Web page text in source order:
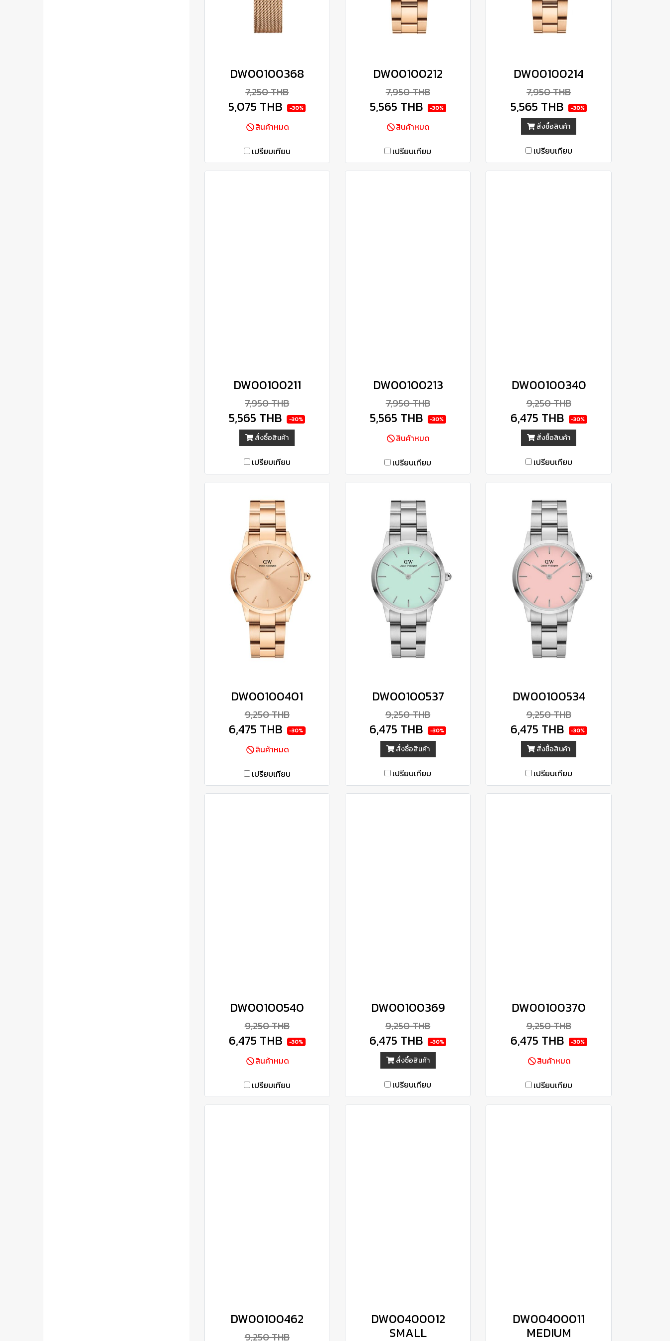
DW00100368
7,250 THB
5,075 THB -30%
สินค้าหมด
เปรียบเทียบ
DW00100212
7,950 THB
5,565 THB -30%
สินค้าหมด
เปรียบเทียบ
DW00100214
7,950 THB
5,565 THB -30%
สั่งซื้อสินค้า
เปรียบเทียบ
DW00100211
7,950 THB
5,565 THB -30%
สั่งซื้อสินค้า
เปรียบเทียบ
DW00100213
7,950 THB
5,565 THB -30%
สินค้าหมด
เปรียบเทียบ
DW00100340
9,250 THB
6,475 THB -30%
สั่งซื้อสินค้า
เปรียบเทียบ
DW00100401
9,250 THB
6,475 THB -30%
สินค้าหมด
เปรียบเทียบ
DW00100537
9,250 THB
6,475 THB -30%
สั่งซื้อสินค้า
เปรียบเทียบ
DW00100534
9,250 THB
6,475 THB -30%
สั่งซื้อสินค้า
เปรียบเทียบ
DW00100540
9,250 THB
6,475 THB -30%
สินค้าหมด
เปรียบเทียบ
DW00100369
9,250 THB
6,475 THB -30%
สั่งซื้อสินค้า
เปรียบเทียบ
DW00100370
9,250 THB
6,475 THB -30%
สินค้าหมด
เปรียบเทียบ
DW00100462
9,250 THB
DW00400012
SMALL
DW00400011
MEDIUM